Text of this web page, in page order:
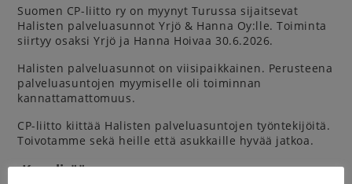
Suomen CP-liitto ry on myynyt Turussa sijaitsevat
Halisten palveluasunnot Yrjö & Hanna Oy:lle. Toiminta
siirtyy osaksi Yrjö ja Hanna Hoivaa 30.6.2026.
Halisten palveluasunnot on viisipaikkainen. Perusteena
palveluasuntojen myymiselle oli toiminnan
kannattamattomuus.
CP-liitto kiittää Halisten palveluasuntojen työntekijöitä.
Toivotamme sekä heille että asukkaille hyvää jatkoa.
Kysy lisää